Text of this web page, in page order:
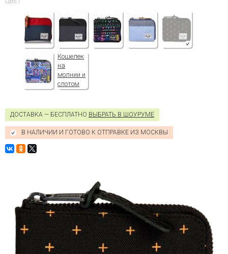
Кошелек
на
молнии и
слотом
Johnny
10414
(PLK
CMROSE
ДОСТАВКА — БЕСПЛАТНО ВЫБРАТЬ В ШОУРУМЕ
В НАЛИЧИИ И ГОТОВО К ОТПРАВКЕ ИЗ МОСКВЫ